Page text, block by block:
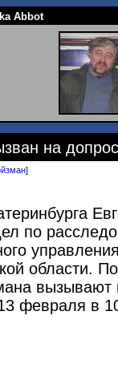
Abbot
на
]
по
области.
вызывают
февраля в